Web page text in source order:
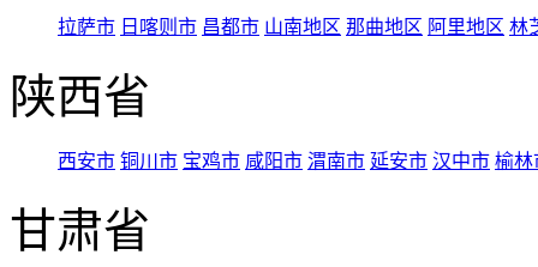
拉萨市 日喀则市 昌都市 山南地区 那曲地区 阿里地区 林
陕西省
西安市 铜川市 宝鸡市 咸阳市 渭南市 延安市 汉中市 榆林
甘肃省